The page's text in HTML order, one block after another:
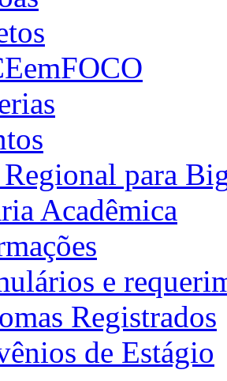
para
Acadêmica
e
Registrados
de Estágio